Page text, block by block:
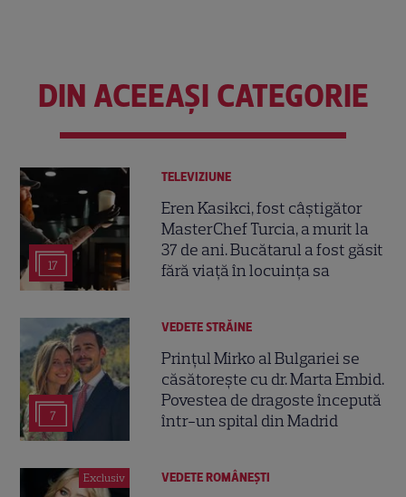
DIN ACEEAȘI CATEGORIE
17
TELEVIZIUNE
Eren Kasikci, fost câștigător
MasterChef Turcia, a murit la
37 de ani. Bucătarul a fost găsit
fără viață în locuința sa
7
VEDETE STRĂINE
Prințul Mirko al Bulgariei se
căsătorește cu dr. Marta Embid.
Povestea de dragoste începută
într-un spital din Madrid
Exclusiv VEDETE ROMÂNEŞTI